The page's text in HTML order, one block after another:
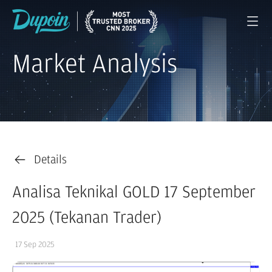
Market Analysis
Details
Analisa Teknikal GOLD 17 September
2025 (Tekanan Trader)
17 Sep 2025